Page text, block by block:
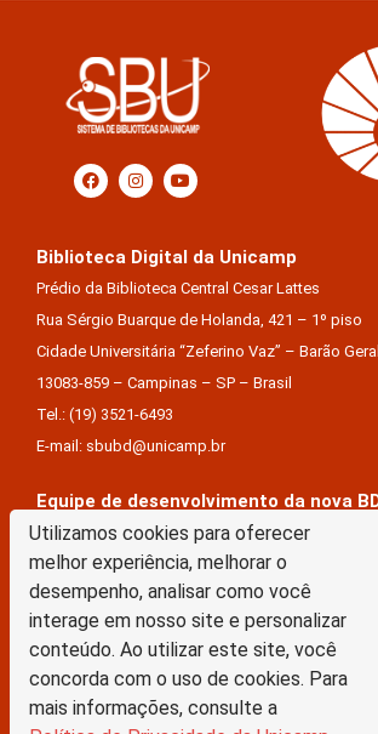
Utilizamos cookies para oferecer
melhor experiência, melhorar o
desempenho, analisar como você
interage em nosso site e personalizar
conteúdo. Ao utilizar este site, você
concorda com o uso de cookies. Para
mais informações, consulte a
Biblioteca Digital da Unicamp
Prédio da Biblioteca Central Cesar Lattes
Rua Sérgio Buarque de Holanda, 421 – 1º piso
Cidade Universitária “Zeferino Vaz” – Barão
13083-859 – Campinas – SP – Brasil
Tel.: (19) 3521-6493
E-mail: sbubd@unicamp.br
Equipe de desenvolvimento da nova
Keite Aparecida Duarte
Márcio Vinícius De Jesus Almeida
Saul Victor De Castro E Silva
A Biblioteca Digital da Unicamp está licenciado com uma
Atribuição Sem Derivações 4.0 Internacional